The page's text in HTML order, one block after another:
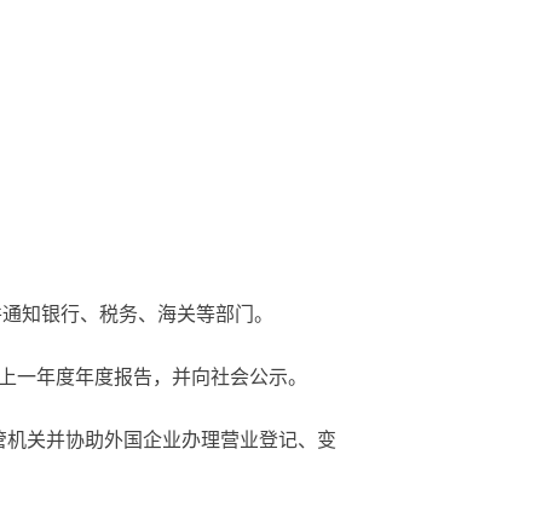
知银行、税务、海关等部门。
一年度年度报告，并向社会公示。
关并协助外国企业办理营业登记、变